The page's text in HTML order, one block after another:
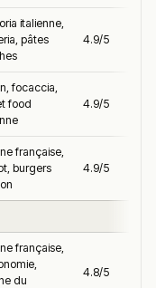
italienne,
pâtes
4.9/5
focaccia,
food
4.9/5
française,
burgers
4.9/5
française,
du
4.8/5